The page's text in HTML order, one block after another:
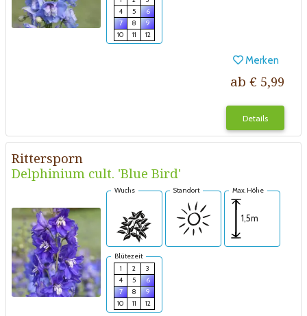
4
5
6
7
8
9
10
11 12
Merken
ab € 5,99
Details
Rittersporn
Delphinium cult. 'Blue Bird'
Wuchs Standort Max. Höhe
1,5m
Blütezeit
1
2
3
4
5
6
7
8
9
10
11 12